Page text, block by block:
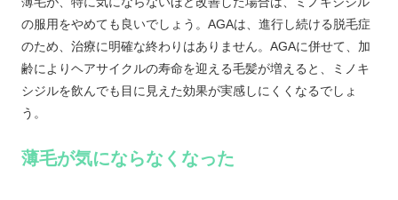
薄毛が気にならなくなった
の服用をやめても良いでしょう。AGAは、進行し続ける脱毛症
のため、治療に明確な終わりはありません。AGAに併せて、加
齢によりヘアサイクルの寿命を迎える毛髪が増えると、ミノキ
シジルを飲んでも目に見えた効果が実感しにくくなるでしょ
う。